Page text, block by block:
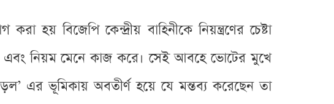
হয় বিজেপি কেন্দ্রীয় বাহিনীকে নিয়ন্ত্রণের চেষ্টা
এবং নিয়ম মেনে কাজ করে। সেই আবহে ভোটের মুখে
এর ভূমিকায় অবতীর্ণ হয়ে যে মন্তব্য করেছেন তা